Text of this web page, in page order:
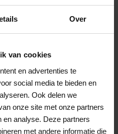
Over
van cookies
en advertenties te
social media te bieden en
Ook delen we
onze site met onze partners
analyse. Deze partners
met andere informatie die
wij accepteren
geldig?
de VVV cadeaukaart